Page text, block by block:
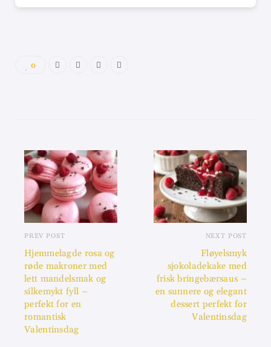
0
PREV POST
Hjemmelagde rosa og
røde makroner med
lett mandelsmak og
silkemykt fyll –
perfekt for en
romantisk
Valentinsdag
NEXT POST
Fløyelsmyk
sjokoladekake med
frisk bringebærsaus –
en sunnere og elegant
dessert perfekt for
Valentinsdag